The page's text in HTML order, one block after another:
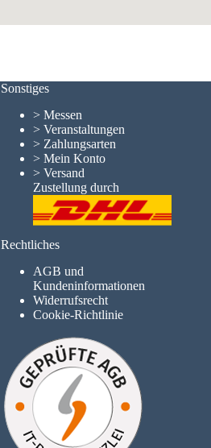
Sonstiges
> Messen
> Veranstaltungen
> Zahlungsarten
> Mein Konto
> Versand
Zustellung durch
Rechtliches
AGB und
Kundeninformationen
Widerrufsrecht
Cookie-Richtlinie